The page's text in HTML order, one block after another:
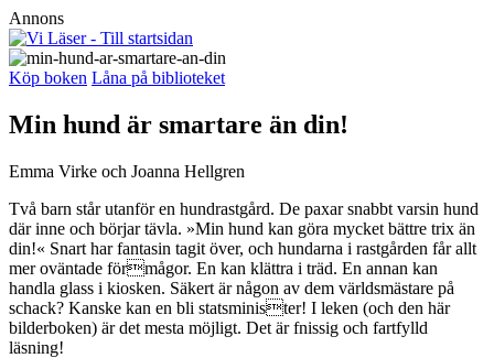
Annons
Köp boken Låna på biblioteket
Min hund är smartare än din!
Emma Virke och Joanna Hellgren
Två barn står utanför en hundrastgård. De paxar snabbt varsin hund
där inne och börjar tävla. »Min hund kan göra mycket bättre trix än
din!« Snart har fantasin tagit över, och hundarna i rastgården får allt
mer oväntade förmågor. En kan klättra i träd. En annan kan
handla glass i kiosken. Säkert är någon av dem världsmästare på
schack? Kanske kan en bli statsminister! I leken (och den här
bilderboken) är det mesta möjligt. Det är fnissig och fartfylld
läsning!